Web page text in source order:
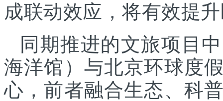
成联动效应，将有效提
同期推进的文旅项目
海洋馆）与北京环球度
心，前者融合生态、科